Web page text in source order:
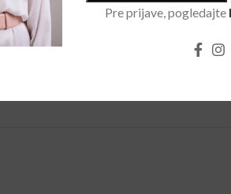
Pre prijave, pogledajte